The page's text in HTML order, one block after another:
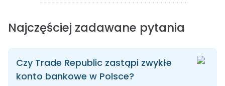
Najczęściej zadawane pytania
Czy Trade Republic zastąpi zwykłe
konto bankowe w Polsce?